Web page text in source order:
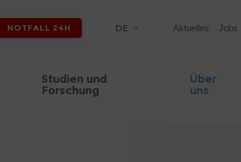
NOTFALL 24H DE Aktuelles Jobs
Studien und
Forschung
Über
uns